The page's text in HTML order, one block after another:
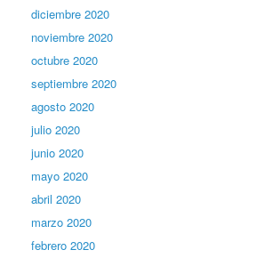
diciembre 2020
noviembre 2020
octubre 2020
septiembre 2020
agosto 2020
julio 2020
junio 2020
mayo 2020
abril 2020
marzo 2020
febrero 2020